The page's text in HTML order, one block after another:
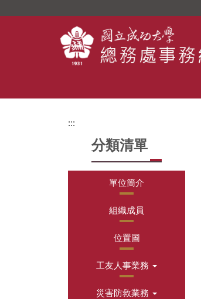
:::
分類清單
單位簡介
組織成員
位置圖
工友人事業務
災害防救業務